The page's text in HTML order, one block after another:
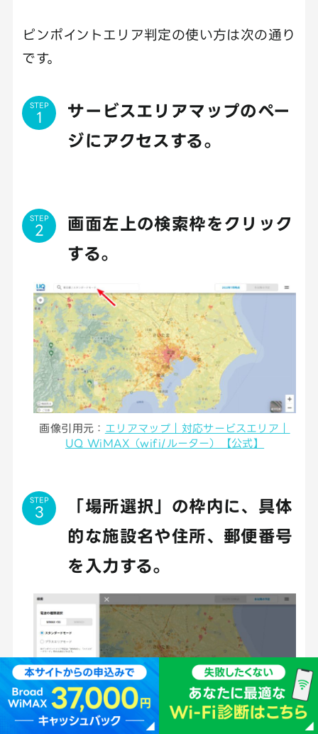
ピンポイントエリア判定の使い方は次の通り
です。
STEP
サービスエリアマップのペー
ジにアクセスする。
STEP
画面左上の検索枠をクリック
する。
画像引用元： エリアマップ｜対応サービスエリア｜
UQ WiMAX（wifi/ルーター）【公式】
STEP
「場所選択」の枠内に、具体
的な施設名や住所、郵便番号
を入力する。